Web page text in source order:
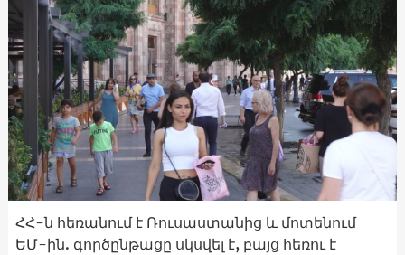
ՀՀ-ն հեռանում է Ռուսաստանից և մոտենում
ԵՄ-ին. գործընթացը սկսվել է, բայց հեռու է